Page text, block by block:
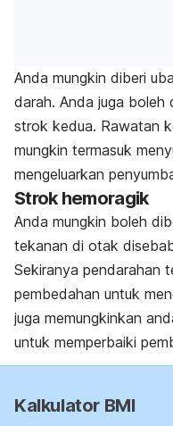
Anda mungkin diberi
darah. Anda juga boleh
strok kedua. Rawatan
mungkin termasuk
mengeluarkan
Strok hemoragik
Anda mungkin boleh
tekanan di otak
Sekiranya pendarahan
pembedahan untuk
juga memungkinkan
untuk memperbaiki
Kalkulator BMI